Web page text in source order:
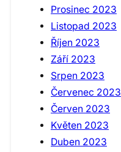
Prosinec 2023
Listopad 2023
Říjen 2023
Září 2023
Srpen 2023
Červenec 2023
Červen 2023
Květen 2023
Duben 2023